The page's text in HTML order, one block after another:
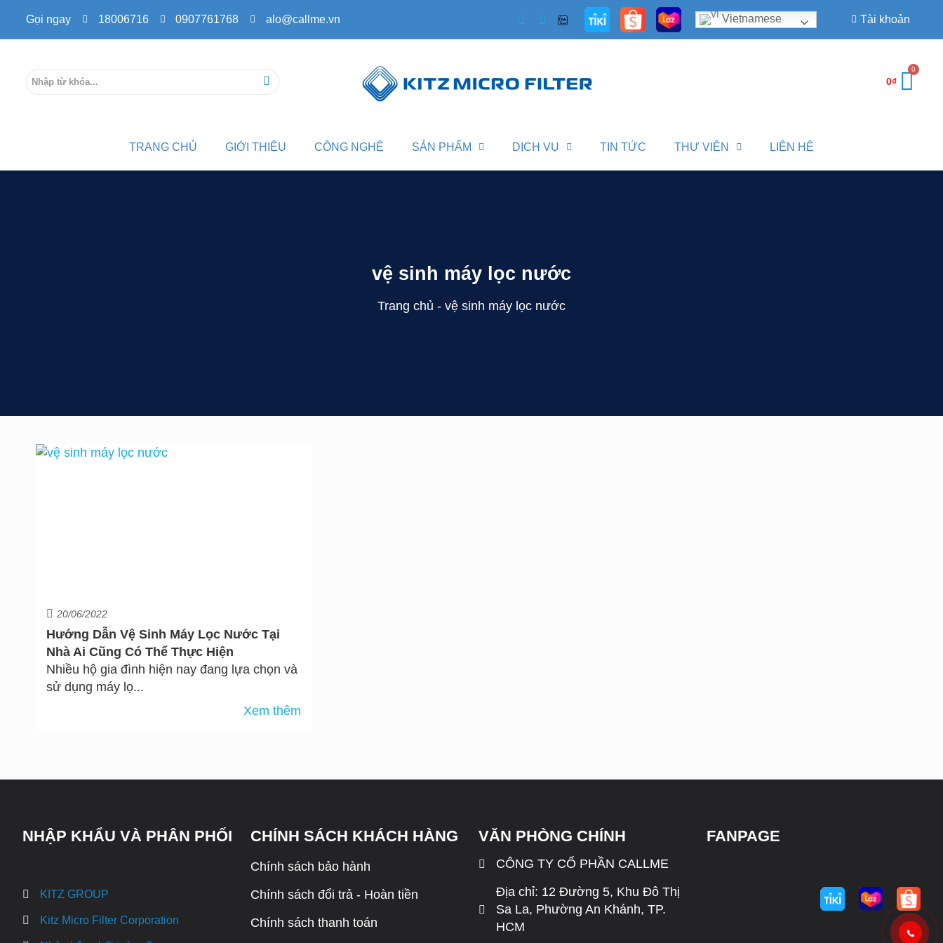
Gọi ngay 18006716 0907761768 alo@callme.vn Vietnamese Tài khoản
0₫
TRANG CHỦ GIỚI THIỆU CÔNG NGHỆ SẢN PHẨM DỊCH VỤ TIN TỨC THƯ VIỆN LIÊN HỆ
vệ sinh máy lọc nước
Trang chủ - vệ sinh máy lọc nước
20/06/2022
Hướng Dẫn Vệ Sinh Máy Lọc Nước Tại
Nhà Ai Cũng Có Thể Thực Hiện
Nhiều hộ gia đình hiện nay đang lựa chọn và
sử dụng máy lọ...
Xem thêm
NHẬP KHẨU VÀ PHÂN PHỐI
KITZ GROUP
Kitz Micro Filter Corporation
CHÍNH SÁCH KHÁCH HÀNG
Chính sách bảo hành
Chính sách đổi trả - Hoàn tiền
Chính sách thanh toán
VĂN PHÒNG CHÍNH
CÔNG TY CỔ PHẦN CALLME
Địa chỉ: 12 Đường 5, Khu Đô Thị
Sa La, Phường An Khánh, TP.
HCM
FANPAGE